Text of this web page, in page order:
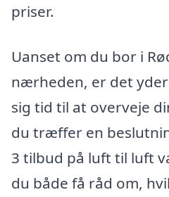
priser.
Uanset om du bor i
nærheden, er det
sig tid til at overveje
du træffer en
3 tilbud på luft til luft
du både få råd om,